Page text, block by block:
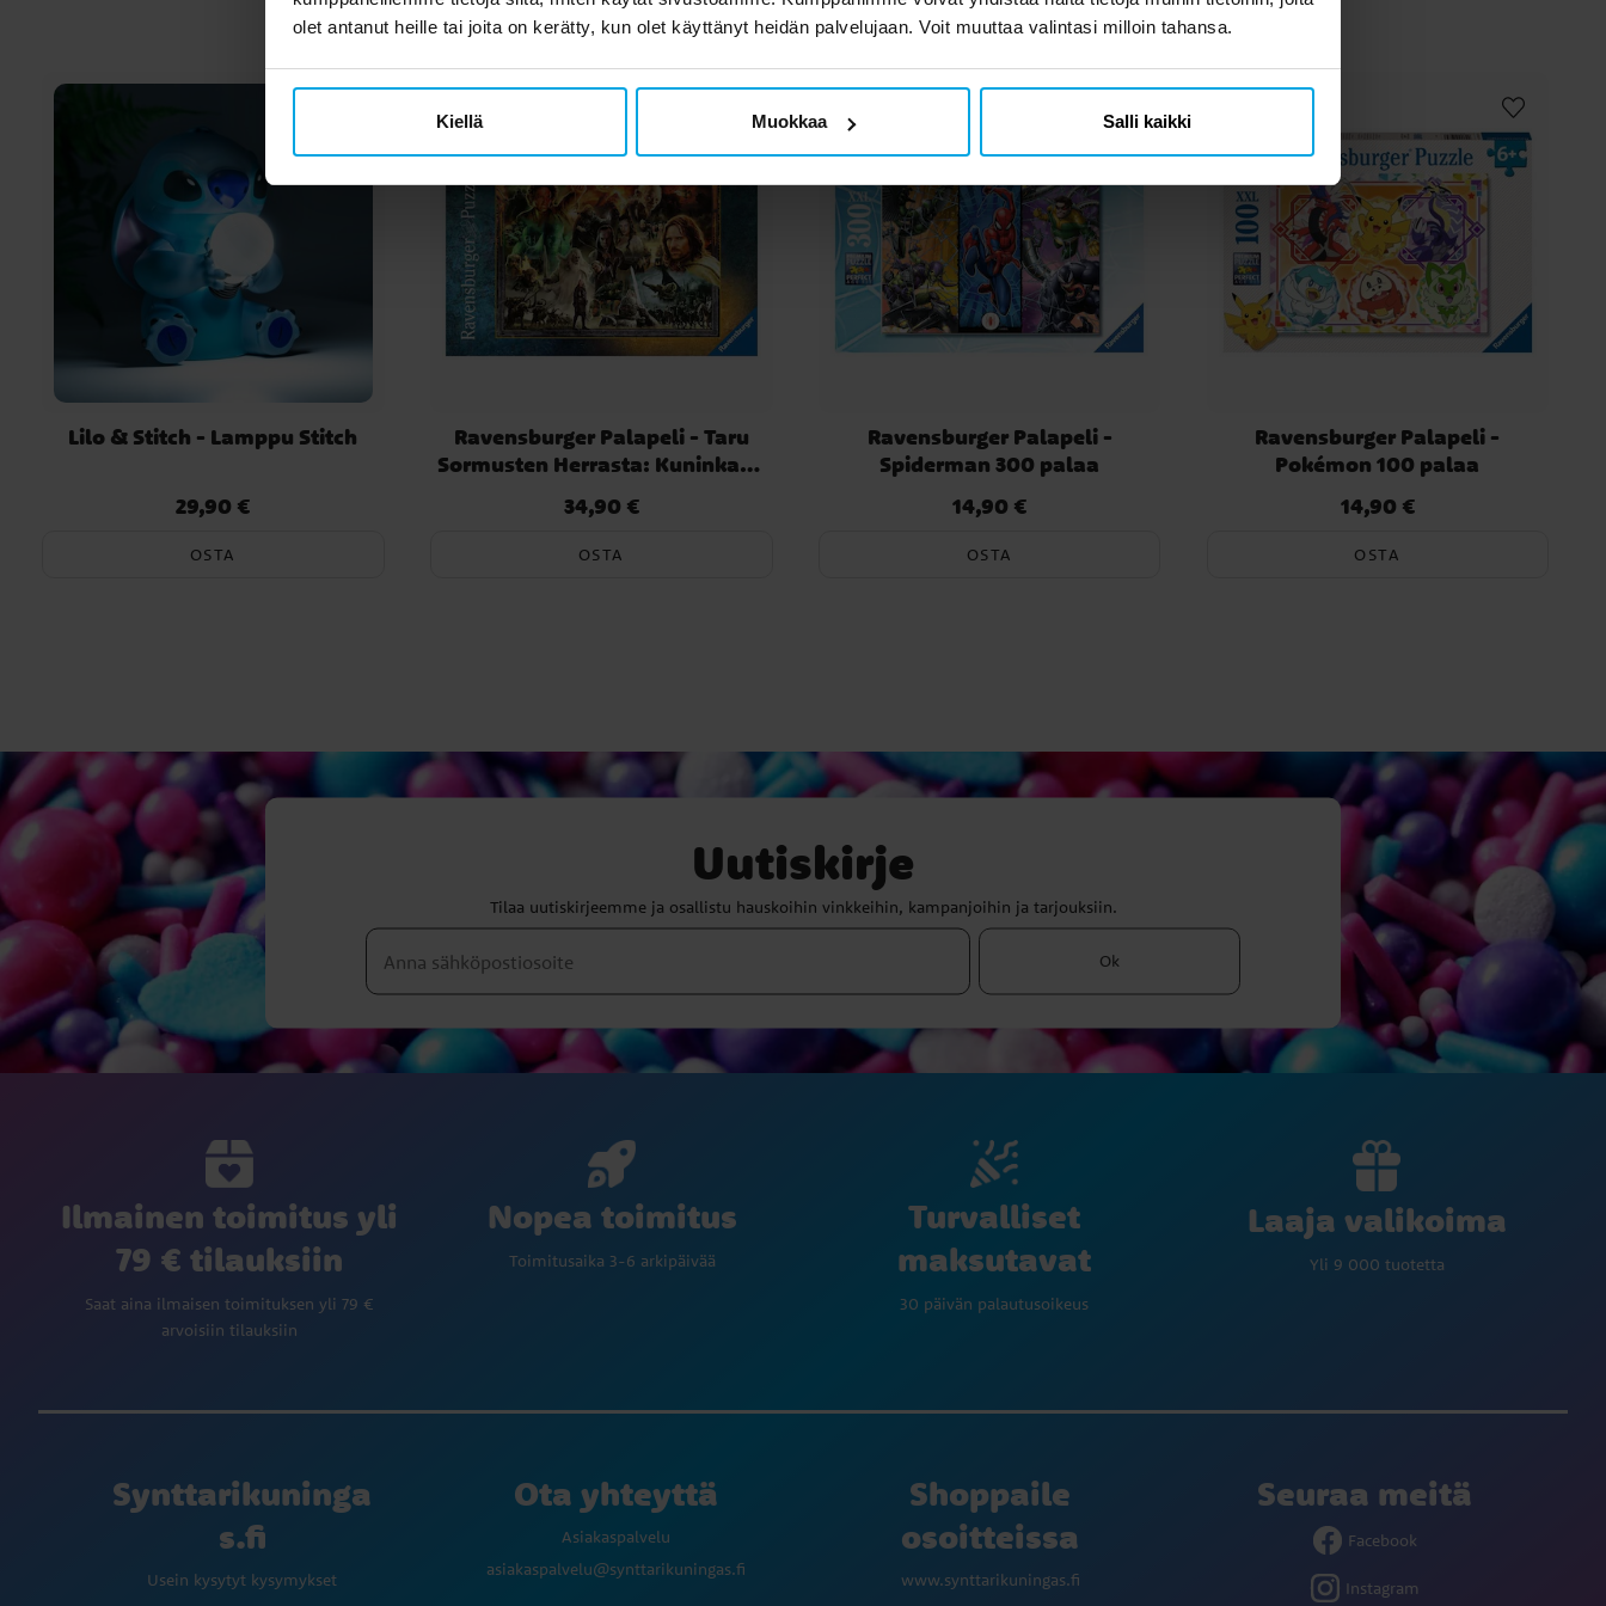
olet antanut heille tai joita on kerätty, kun olet käyttänyt heidän palvelujaan. Voit muuttaa valintasi milloin tahansa.
Kiellä Muokkaa Salli kaikki
Lilo & Stitch - Lamppu Stitch
Hinta :29,90 €
29,90 €
OSTA
Ravensburger Palapeli - Taru
Sormusten Herrasta: Kuninkaan
Hinta :34,90 €
34,90 €
OSTA
Ravensburger Palapeli -
Spiderman 300 palaa
Hinta :14,90 €
14,90 €
OSTA
Ravensburger Palapeli -
Pokémon 100 palaa
Hinta :14,90 €
14,90 €
OSTA
Uutiskirje
Tilaa uutiskirjeemme ja osallistu hauskoihin vinkkeihin, kampanjoihin ja tarjouksiin.
Ok
Ilmainen toimitus yli
79 € tilauksiin
Saat aina ilmaisen toimituksen yli 79 €
arvoisiin tilauksiin
Nopea toimitus
Toimitusaika 3-6 arkipäivää
Turvalliset
maksutavat
30 päivän palautusoikeus
Laaja valikoima
Yli 9 000 tuotetta
Synttarikuninga
s.fi
Usein kysytyt kysymykset
Ota yhteyttä
Asiakaspalvelu
asiakaspalvelu@synttarikuningas.fi
Shoppaile
osoitteissa
www.synttarikuningas.fi
Seuraa meitä
Facebook
Instagram